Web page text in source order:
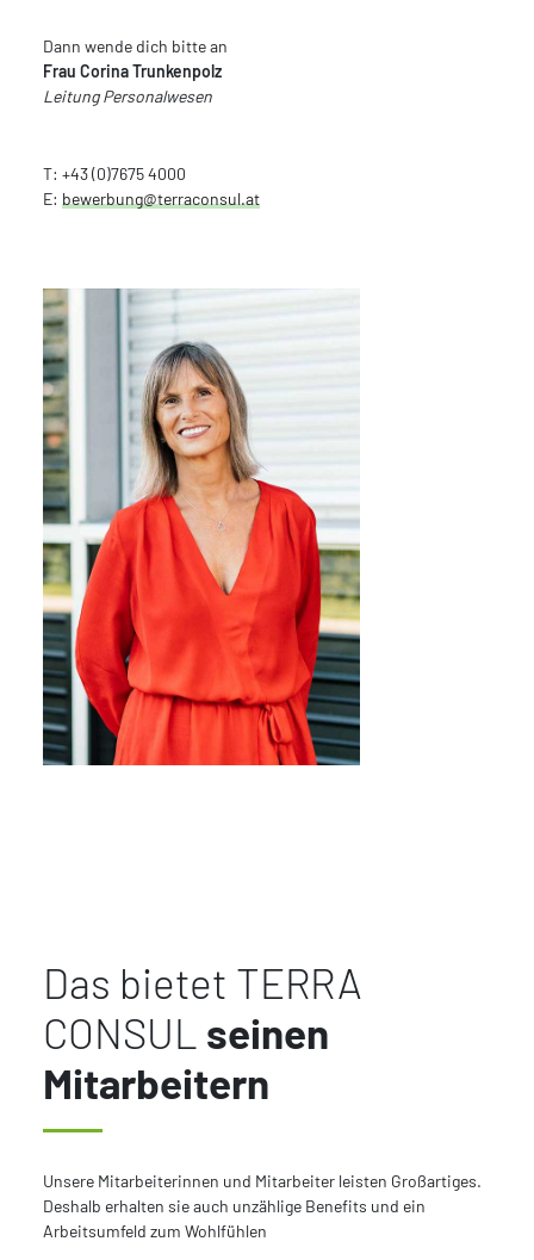
Dann wende dich bitte an
Frau Corina Trunkenpolz
Leitung Personalwesen
T: +43 (0)7675 4000
E: bewerbung@terraconsul.at
Das bietet TERRA
CONSUL seinen
Mitarbeitern
Unsere Mitarbeiterinnen und Mitarbeiter leisten Großartiges.
Deshalb erhalten sie auch unzählige Benefits und ein
Arbeitsumfeld zum Wohlfühlen